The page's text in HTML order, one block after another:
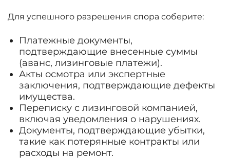
Для успешного разрешения спора соберите:
Платежные документы,
подтверждающие внесенные суммы
(аванс, лизинговые платежи).
Акты осмотра или экспертные
заключения, подтверждающие дефекты
имущества.
Переписку с лизинговой компанией,
включая уведомления о нарушениях.
Документы, подтверждающие убытки,
такие как потерянные контракты или
расходы на ремонт.